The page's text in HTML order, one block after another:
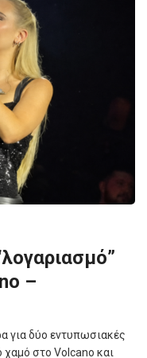
–
για δύο εντυπωσιακές
στο Volcano και